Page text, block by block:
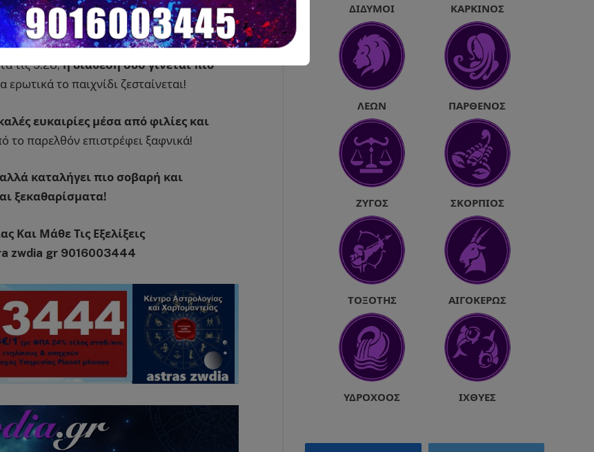
με άτομο που σου έχει αφήσει
τις 9:28,η διάθεσή σου γίνεται πιο
το παιχνίδι ζεσταίνεται!
ευκαιρίες μέσα από φιλίες και
το παρελθόν επιστρέφει ξαφνικά!
καταλήγει πιο σοβαρή και
ξεκαθαρίσματα!
Και Μάθε Τις Εξελίξεις
zwdia gr 9016003444
ΔΊΔΥΜΟΙ ΚΑΡΚΊΝΟΣ
ΛΈΩΝ ΠΑΡΘΈΝΟΣ
ΖΥΓΌΣ ΣΚΟΡΠΙΌΣ
ΤΟΞΌΤΗΣ ΑΙΓΌΚΕΡΩΣ
ΥΔΡΟΧΌΟΣ ΙΧΘΎΕΣ